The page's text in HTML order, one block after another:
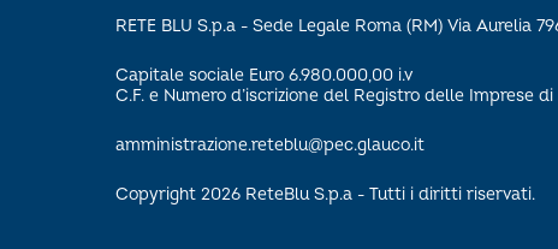
RETE BLU S.p.a - Sede Legale Roma (RM) Via Aurelia
Capitale sociale Euro 6.980.000,00 i.v
C.F. e Numero d’iscrizione del Registro delle Imprese di
amministrazione.reteblu@pec.glauco.it
Copyright 2026 ReteBlu S.p.a - Tutti i diritti riservati.